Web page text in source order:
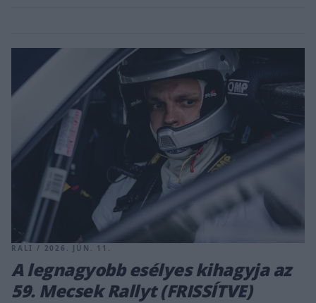
RALI / 2026. JÚN. 11.
A legnagyobb esélyes kihagyja az
59. Mecsek Rallyt (FRISSÍTVE)